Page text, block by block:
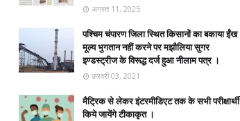
अगस्त 11, 2025
पश्चिम चंपारण जिला स्थित किसानों का बकाया ईंख
मूल्य भुगतान नहीं करने पर मझौलिया सुगर
इण्डस्ट्रीज के विरूद्ध दर्ज हुआ नीलाम पत्र ।
फ़रवरी 03, 2021
मैट्रिक से लेकर इंटरमीडिएट तक के सभी परीक्षार्थी
किये जायेंगे टीकाकृत ।